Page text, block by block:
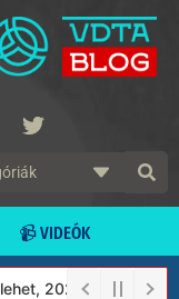
📹 VIDEÓK
2023-tól a Védett